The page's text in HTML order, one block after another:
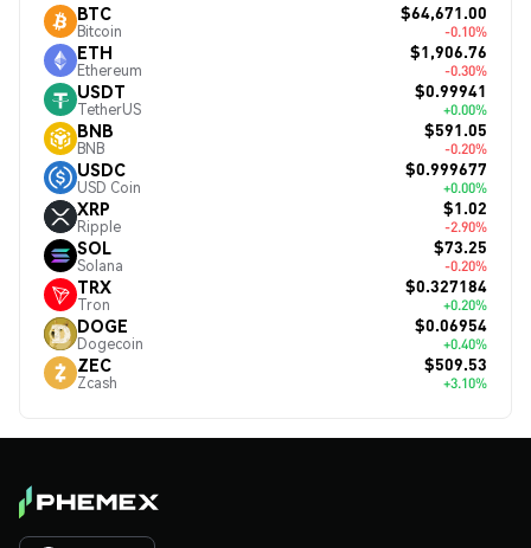
BTC
Bitcoin
$64,671.00
-0.10%
ETH
Ethereum
$1,906.76
-0.30%
USDT
TetherUS
$0.99941
+0.00%
BNB
BNB
$591.05
-0.20%
USDC
USD Coin
$0.999677
+0.00%
XRP
Ripple
$1.02
-2.90%
SOL
Solana
$73.25
-0.20%
TRX
Tron
$0.327184
+0.20%
DOGE
Dogecoin
$0.06954
+0.40%
ZEC
Zcash
$509.53
+3.10%